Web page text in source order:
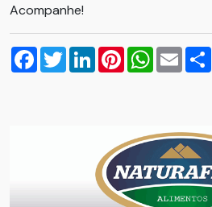
Acompanhe!
Facebook
TwitterLinkedInPinterestWhatsApp
Email